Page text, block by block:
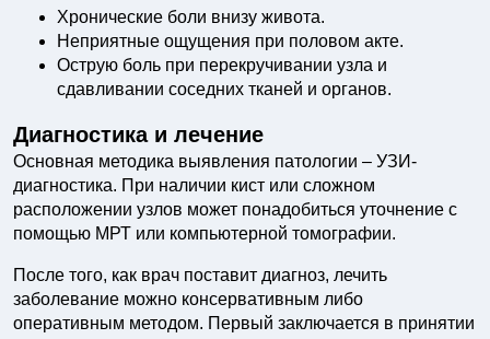
Хронические боли внизу живота.
Неприятные ощущения при половом акте.
Острую боль при перекручивании узла и
сдавливании соседних тканей и органов.
Диагностика и лечение
Основная методика выявления патологии – УЗИ-
диагностика. При наличии кист или сложном
расположении узлов может понадобиться уточнение с
помощью МРТ или компьютерной томографии.
После того, как врач поставит диагноз, лечить
заболевание можно консервативным либо
оперативным методом. Первый заключается в принятии